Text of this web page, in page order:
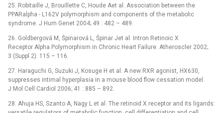
25. Robitaille J, Brouillette C, Houde Aet al. Association between the
PPARalpha -⁠ L162V polymorphism and components of the metabolic
syndrome. J Hum Genet 2004; 49 : 482 –⁠ 489.
26. Goldbergová M, Špinarová L, Špinar Jet al. Intron Retinoic X
Receptor Alpha Polymorphism in Chronic Heart Failure. Atheroscler 2002;
3 (Suppl 2): 115 –⁠ 116.
27. Haraguchi G, Suzuki J, Kosuge H et al. A new RXR agonist, HX630,
suppresses intimal hyperplasia in a mouse blood flow cessation model.
J Mol Cell Cardiol 2006; 41 : 885 –⁠ 892.
28. Ahuja HS, Szanto A, Nagy L et al. The retinoid X receptor and its ligands: